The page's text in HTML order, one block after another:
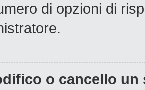
di opzioni di
o cancello un